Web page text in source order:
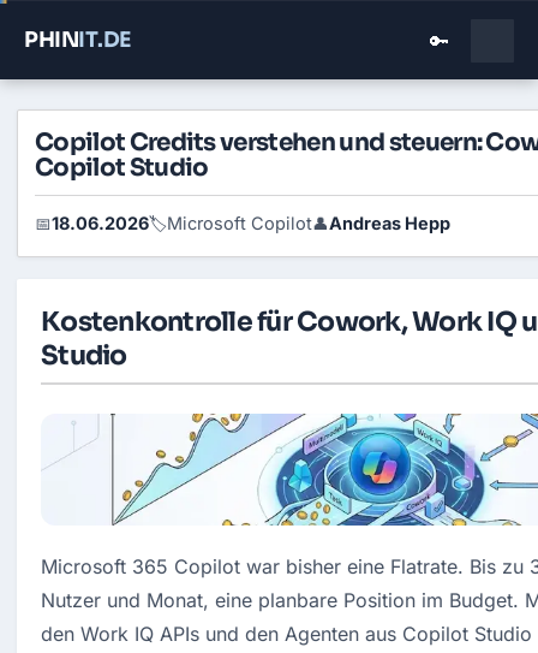
PHINIT.DE 🔑
Copilot Credits verstehen und steuern:
Copilot Studio
📅18.06.2026🏷️Microsoft Copilot👤Andreas Hepp
Kostenkontrolle für Cowork, Work IQ
Studio
Microsoft 365 Copilot war bisher eine Flatrate. Bis zu
Nutzer und Monat, eine planbare Position im Budget.
den Work IQ APIs und den Agenten aus Copilot